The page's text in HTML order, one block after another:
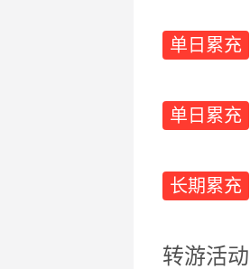
单日累充
单日累充
长期累充
转游活动